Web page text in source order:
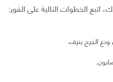
الخطوات التالية على الفور:
ودع الجرح ينزف.